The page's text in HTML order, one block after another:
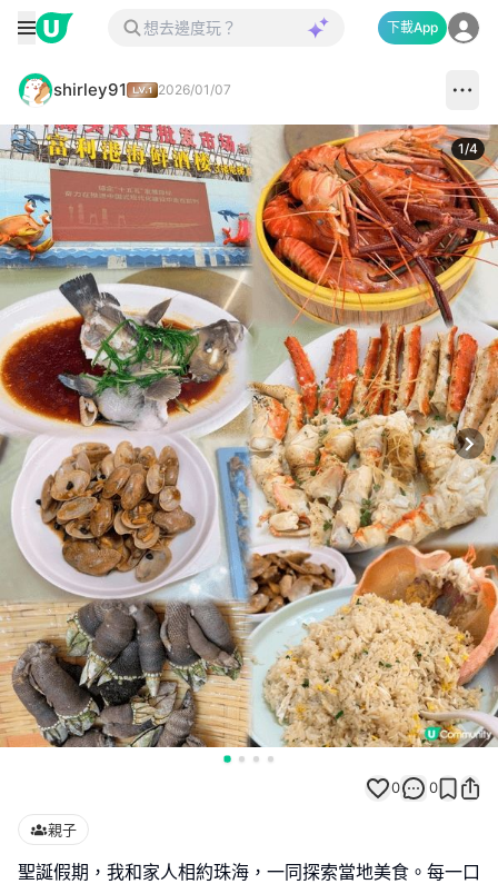
下載App
shirley91 2026/01/07
1/4
0 0
親子
聖誕假期，我和家人相約珠海，一同探索當地美食。每一口